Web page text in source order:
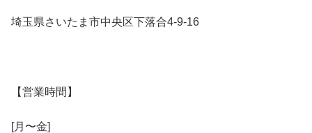
埼玉県さいたま市中央区下落合4-9-16
【営業時間】
[月〜金]